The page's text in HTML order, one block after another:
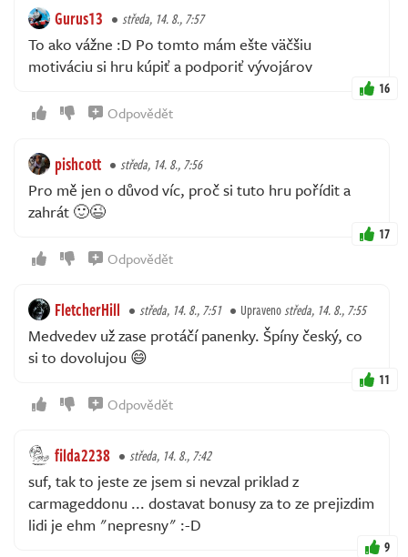
Gurus13 středa, 14. 8., 7:57
To ako vážne :D Po tomto mám ešte väčšiu
motiváciu si hru kúpiť a podporiť vývojárov
16
Odpovědět
pishcott středa, 14. 8., 7:56
Pro mě jen o důvod víc, proč si tuto hru pořídit a
zahrát 🙂😉
17
Odpovědět
FletcherHill středa, 14. 8., 7:51 Upravenostředa, 14. 8., 7:55
Medvedev už zase protáčí panenky. Špíny český, co
si to dovolujou 😄
11
Odpovědět
filda2238 středa, 14. 8., 7:42
suf, tak to jeste ze jsem si nevzal priklad z
carmageddonu ... dostavat bonusy za to ze prejizdim
lidi je ehm "nepresny" :-D
9